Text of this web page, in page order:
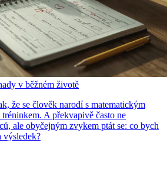
v běžném životě
že se člověk narodí s matematickým
A překvapivě často ne
ale obyčejným zvykem ptát se: co bych
výsledek?